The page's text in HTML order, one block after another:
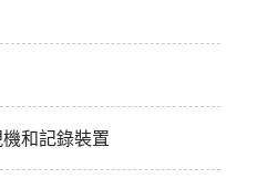
和記錄裝置